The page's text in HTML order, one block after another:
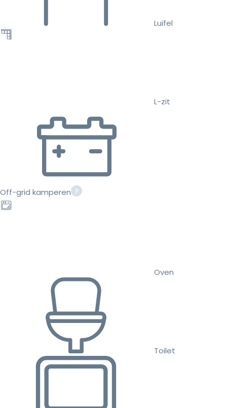
Luifel
L-zit
Off-grid kamperen
Oven
Toilet